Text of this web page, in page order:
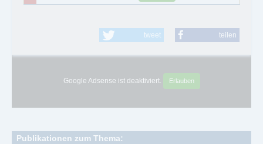
tweet teilen
Google Adsense ist deaktiviert. Erlauben
Publikationen zum Thema: